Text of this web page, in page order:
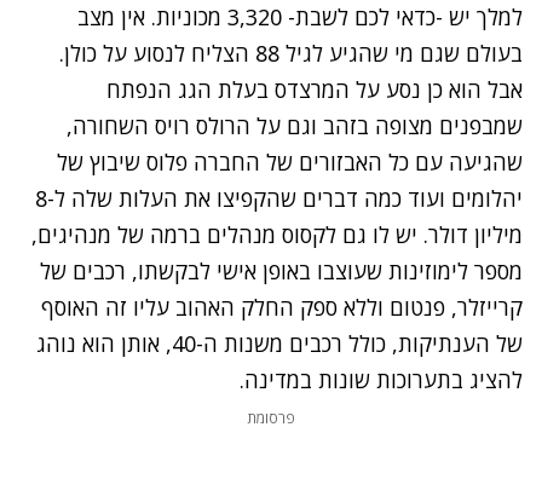
למלך יש -כדאי לכם לשבת- 3,320 מכוניות. אין מצב
בעולם שגם מי שהגיע לגיל 88 הצליח לנסוע על כולן.
אבל הוא כן נסע על המרצדס בעלת הגג הנפתח
שמבפנים מצופה בזהב וגם על הרולס רויס השחורה,
שהגיעה עם כל האבזורים של החברה פלוס שיבוץ של
יהלומים ועוד כמה דברים שהקפיצו את העלות שלה ל-8
מיליון דולר. יש לו גם לקסוס מנהלים ברמה של מנהיגים,
מספר לימוזינות שעוצבו באופן אישי לבקשתו, רכבים של
קרייזלר, פנטום וללא ספק החלק האהוב עליו זה האוסף
של הענתיקות, כולל רכבים משנות ה-40, אותן הוא נוהג
להציג בתערוכות שונות במדינה.
פרסומת